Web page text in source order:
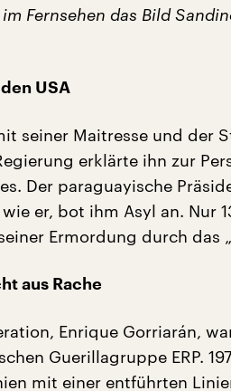
Fernsehen das Bild
USA
seiner Maitresse und der
erklärte ihn zur
Der paraguayische
er, bot ihm Asyl an. Nur
Ermordung durch das
aus Rache
Enrique Gorriarán,
Guerillagruppe ERP.
mit einer entführten